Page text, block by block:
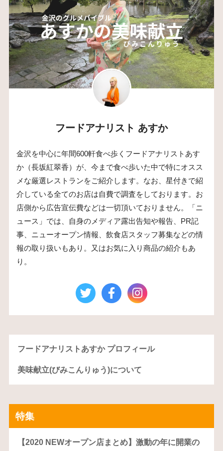
フードアナリスト あすか
金沢を中心に年間600軒食べ歩くフードアナリストあす
か（長坂紅翠香）が、今まで食べ歩いた中で特にオスス
メな厳選レストランをご紹介します。なお、星付きで紹
介している全てのお店は自費で調査をしております。お
店側から広告宣伝費などは一切頂いておりません。「ニ
ュース」では、自身のメディア露出告知や報告、PR記
事、ニューオープン情報、飲食店スタッフ募集などの情
報の取り扱いもあり。又はお気に入り商品の紹介もあ
り。
フードアナリストあすか プロフィール
美味献立(びみこんりゅう)について
特集
【2020 NEWオープン店まとめ】激動の年に開業の